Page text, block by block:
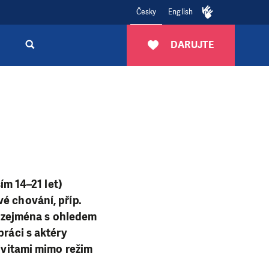
Česky English
DARUJTE
14–21 let)
chování, příp.
s ohledem
s aktéry
mimo režim